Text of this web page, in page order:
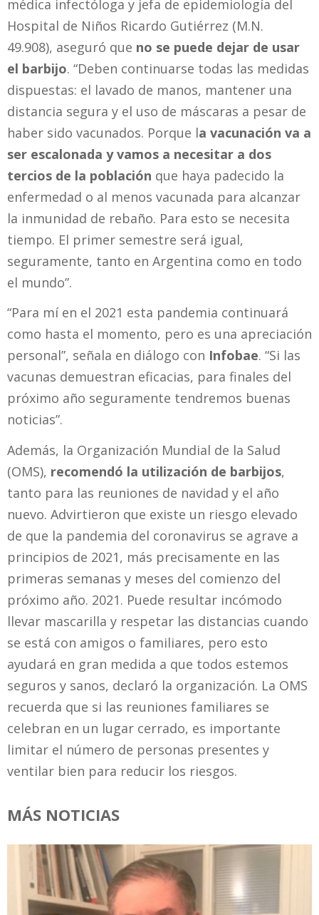
médica infectóloga y jefa de epidemiología del
Hospital de Niños Ricardo Gutiérrez (M.N.
49.908), aseguró que no se puede dejar de usar
el barbijo. “Deben continuarse todas las medidas
dispuestas: el lavado de manos, mantener una
distancia segura y el uso de máscaras a pesar de
haber sido vacunados. Porque la vacunación va a
ser escalonada y vamos a necesitar a dos
tercios de la población que haya padecido la
enfermedad o al menos vacunada para alcanzar
la inmunidad de rebaño. Para esto se necesita
tiempo. El primer semestre será igual,
seguramente, tanto en Argentina como en todo
el mundo”.
“Para mí en el 2021 esta pandemia continuará
como hasta el momento, pero es una apreciación
personal”, señala en diálogo con Infobae. “Si las
vacunas demuestran eficacias, para finales del
próximo año seguramente tendremos buenas
noticias”.
Además, la Organización Mundial de la Salud
(OMS), recomendó la utilización de barbijos,
tanto para las reuniones de navidad y el año
nuevo. Advirtieron que existe un riesgo elevado
de que la pandemia del coronavirus se agrave a
principios de 2021, más precisamente en las
primeras semanas y meses del comienzo del
próximo año. 2021. Puede resultar incómodo
llevar mascarilla y respetar las distancias cuando
se está con amigos o familiares, pero esto
ayudará en gran medida a que todos estemos
seguros y sanos, declaró la organización. La OMS
recuerda que si las reuniones familiares se
celebran en un lugar cerrado, es importante
limitar el número de personas presentes y
ventilar bien para reducir los riesgos.
MÁS NOTICIAS